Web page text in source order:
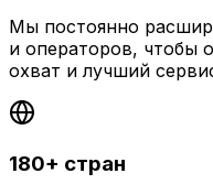
Мы постоянно
и операторов, чтобы
охват и лучший
180+ стран